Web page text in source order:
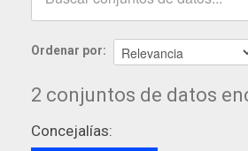
Ordenar por
2 conjuntos de datos
Concejalías: